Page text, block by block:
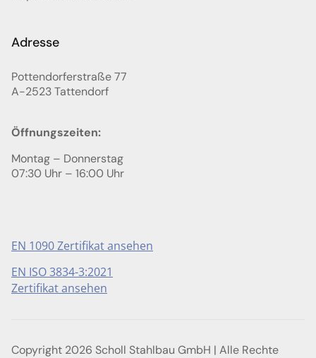
Adresse
Pottendorferstraße 77
A-2523Tattendorf
Öffnungszeiten:
Montag – Donnerstag
07:30 Uhr – 16:00 Uhr
EN 1090 Zertifikat ansehen
EN ISO 3834-3:2021
Zertifikat ansehen
Copyright 2026 Scholl Stahlbau GmbH | Alle Rechte